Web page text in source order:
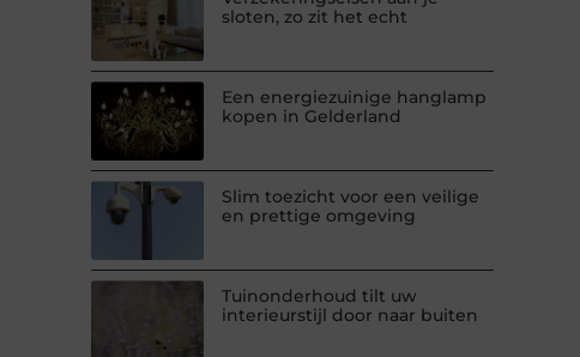
sloten, zo zit het echt
Een energiezuinige hanglamp
kopen in Gelderland
Slim toezicht voor een veilige
en prettige omgeving
Tuinonderhoud tilt uw
interieurstijl door naar buiten